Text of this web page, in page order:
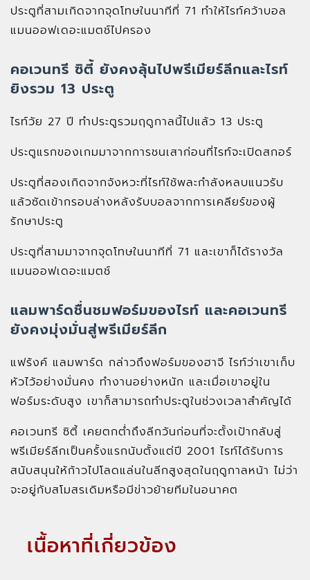
ประตูที่สามเกิดจากจุดโทษในนาทีที่ 71 ทำให้ไรท์คว้าบอล
แมนออฟเดอะแมตช์ไปครอง
คอเวนทรี ซิตี้ ยังคงลุ้นไปพรีเมียร์ลีกและไรท์
ยิงรวม 13 ประตู
ไรท์วัย 27 ปี ทำประตูรวมฤดูกาลนี้ไปแล้ว 13 ประตู
ประตูแรกของเกมมาจากการชนเสาก่อนที่ไรท์จะเปิดสกอร์
ประตูที่สองเกิดจากจังหวะที่ไรท์ใช้พละกำลังหลบแนวรับ
แล้วซัดเข้ากรอบล่างหลังรับบอลจากการเคลียร์ของผู้
รักษาประตู
ประตูที่สามมาจากจุดโทษในนาทีที่ 71 และเขาก็ได้รางวัล
แมนออฟเดอะแมตช์
แลมพาร์ดชื่นชมฟอร์มของไรท์ และคอเวนทรี
ยังคงมุ่งมั่นสู่พรีเมียร์ลีก
แฟร้งค์ แลมพาร์ด กล่าวถึงฟอร์มของฮาจี ไรท์ว่าเขาเก็บ
หัวไว้อย่างมั่นคง ทำงานอย่างหนัก และเมื่อเขาอยู่ใน
ฟอร์มระดับสูง เขาก็สามารถทำประตูในช่วงเวลาสำคัญได้
คอเวนทรี ซิตี้ เคยตกต่ำถึงลีกวันก่อนที่จะตั้งเป้ากลับสู่
พรีเมียร์ลีกเป็นครั้งแรกนับตั้งแต่ปี 2001 ไรท์ได้รับการ
สนับสนุนให้ก้าวไปโลดแล่นในลีกสูงสุดในฤดูกาลหน้า ไม่ว่า
จะอยู่กับสโมสรเดิมหรือมีข่าวย้ายทีมในอนาคต
เนื้อหาที่เกี่ยวข้อง